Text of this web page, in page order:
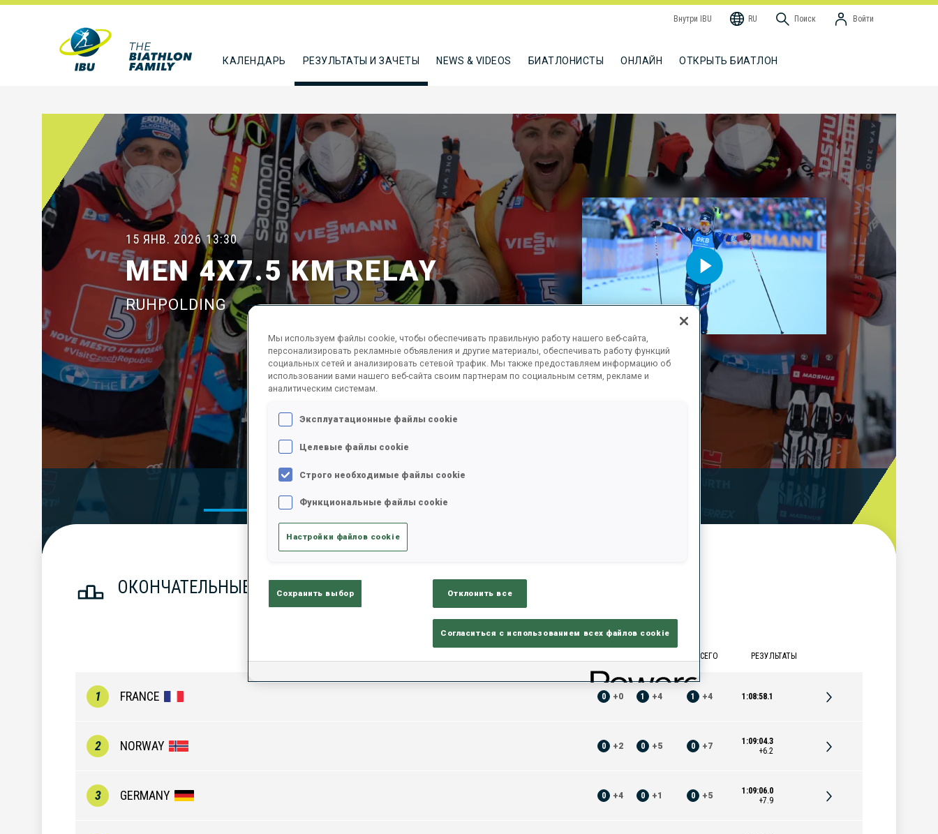
Внутри IBU RU Поиск Войти
КАЛЕНДАРЬ РЕЗУЛЬТАТЫ И ЗАЧЕТЫ NEWS & VIDEOS БИАТЛОНИСТЫ ОНЛАЙН ОТКРЫТЬ БИАТЛОН
15 ЯНВ. 2026 13:30
MEN 4X7.5 KM RELAY
RUHPOLDING
Play
Video
ОКОНЧАТЕЛЬНЫЕ РЕЗУЛЬТАТЫ
ВСЕГО РЕЗУЛЬТАТЫ
1 FRANCE 0 +0 1 +4 1 +4 1:08:58.1
2 NORWAY 0 +2 0 +5 0 +7
1:09:04.3
+6.2
3 GERMANY 0 +4 0 +1 0 +5
1:09:06.0
+7.9
Мы используем файлы cookie, чтобы обеспечивать правильную работу нашего веб-сайта,
персонализировать рекламные объявления и другие материалы, обеспечивать работу функций
социальных сетей и анализировать сетевой трафик. Мы также предоставляем информацию об
использовании вами нашего веб-сайта своим партнерам по социальным сетям, рекламе и
аналитическим системам.
Эксплуатационные файлы cookie
Целевые файлы cookie
Строго необходимые файлы cookie
Функциональные файлы cookie
Настройки файлов cookie
Сохранить выбор Отклонить все
Согласиться с использованием всех файлов cookie